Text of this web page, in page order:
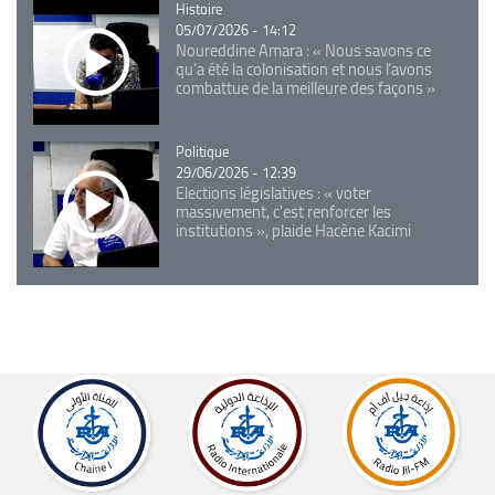
Catégorie
Histoire
05/07/2026 - 14:12
Noureddine Amara : « Nous savons ce
qu’a été la colonisation et nous l’avons
combattue de la meilleure des façons »
Catégorie
Politique
29/06/2026 - 12:39
Elections législatives : « voter
massivement, c'est renforcer les
institutions », plaide Hacène Kacimi